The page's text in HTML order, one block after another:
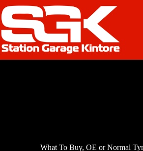
Skip
to
content
What To Buy, OE or Normal